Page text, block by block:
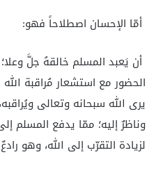
أمّا الإحسان اصطلاحاً فهو:
أن يَعبد المسلم خالقهُ جلَّ
الحضور مع استشعار مُراقبة
يرى الله سبحانه وتعالى
وناظرٌ إليه؛ ممّا يدفع المسلم
لزيادة التقرّب إلى الله، وهو